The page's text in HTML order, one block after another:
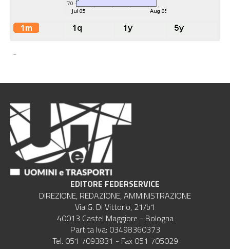
-
EDITORE FEDERSERVICE
DIREZIONE, REDAZIONE, AMMINISTRAZIONE
Via G. Di Vittorio, 21/b1
40013 Castel Maggiore - Bologna
Partita Iva: 03498360373
Tel. 051 7093831 - Fax 051 705029